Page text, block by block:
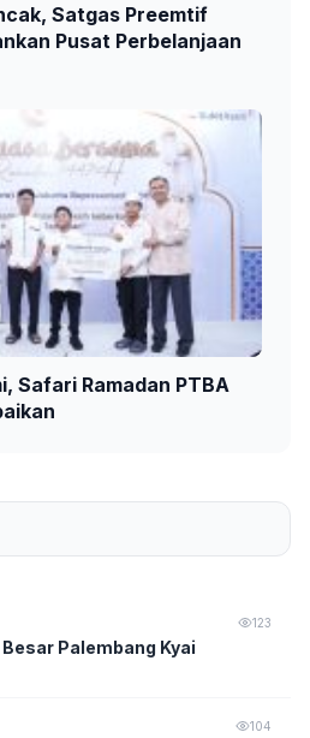
Satgas Preemtif
Pusat Perbelanjaan
Safari Ramadan PTBA
123
Palembang Kyai
104